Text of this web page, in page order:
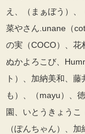
え、（まぁぼう）
菜やさん.unane（
の実（COCO）、花
ぬかよろこび、
ト）、加納美和、
も）、（mayu）、
園、いとうきょうこ
（ぽんちゃん）、